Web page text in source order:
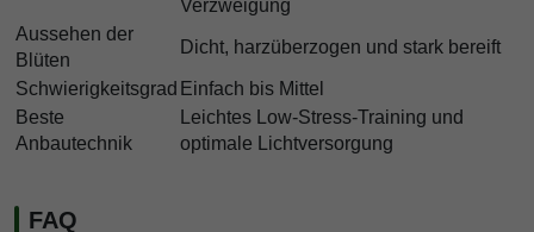
Verzweigung
Aussehen der
Blüten
Dicht, harzüberzogen und stark bereift
Schwierigkeitsgrad Einfach bis Mittel
Beste
Anbautechnik
Leichtes Low-Stress-Training und
optimale Lichtversorgung
FAQ